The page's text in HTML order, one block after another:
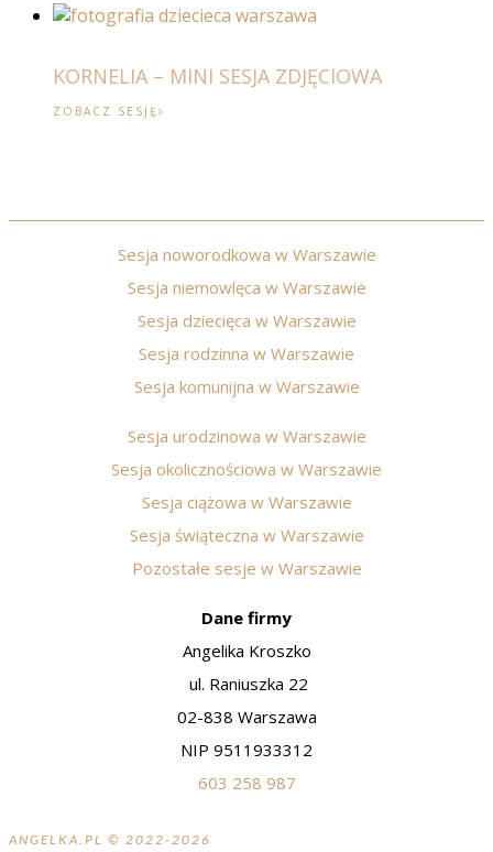
KORNELIA – MINI SESJA ZDJĘCIOWA
ZOBACZ SESJĘ
Sesja noworodkowa w Warszawie
Sesja niemowlęca w Warszawie
Sesja dziecięca w Warszawie
Sesja rodzinna w Warszawie
Sesja komunijna w Warszawie
Sesja urodzinowa w Warszawie
Sesja okolicznościowa w Warszawie
Sesja ciążowa w Warszawie
Sesja świąteczna w Warszawie
Pozostałe sesje w Warszawie
Dane firmy
Angelika Kroszko
ul. Raniuszka 22
02-838 Warszawa
NIP 9511933312
603 258 987
ANGELKA.PL © 2022-2026